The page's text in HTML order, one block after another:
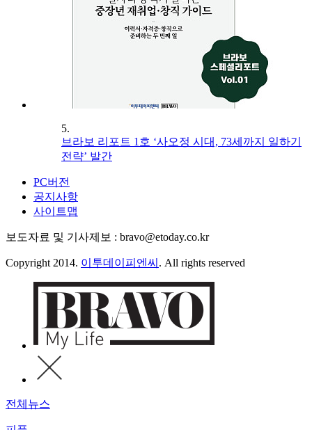
5.
브라보 리포트 1호 ‘사오정 시대, 73세까지 일하기
전략’ 발간
PC버전
공지사항
사이트맵
보도자료 및 기사제보 : bravo@etoday.co.kr
Copyright 2014. 이투데이피엔씨 . All rights reserved
전체뉴스